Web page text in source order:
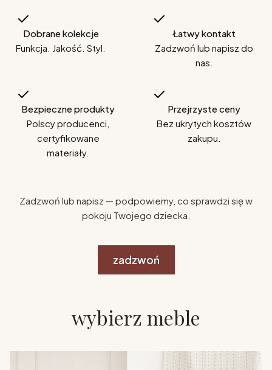
Dobrane kolekcje
Funkcja. Jakość. Styl.
Łatwy kontakt
Zadzwoń lub napisz do
nas.
Bezpieczne produkty
Polscy producenci,
certyfikowane
materiały.
Przejrzyste ceny
Bez ukrytych kosztów
zakupu.
Zadzwoń lub napisz — podpowiemy, co sprawdzi się w
pokoju Twojego dziecka.
zadzwoń
wybierz meble